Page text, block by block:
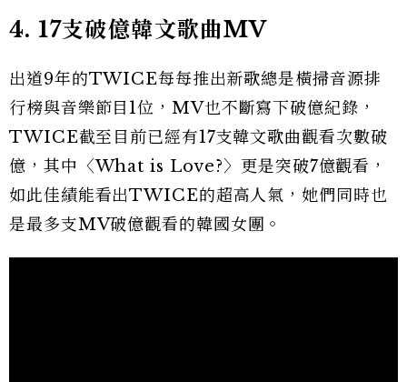
4. 17支破億韓文歌曲MV
出道9年的TWICE每每推出新歌總是橫掃音源排
行榜與音樂節目1位，MV也不斷寫下破億紀錄，
TWICE截至目前已經有17支韓文歌曲觀看次數破
億，其中〈What is Love?〉更是突破7億觀看，
如此佳績能看出TWICE的超高人氣，她們同時也
是最多支MV破億觀看的韓國女團。